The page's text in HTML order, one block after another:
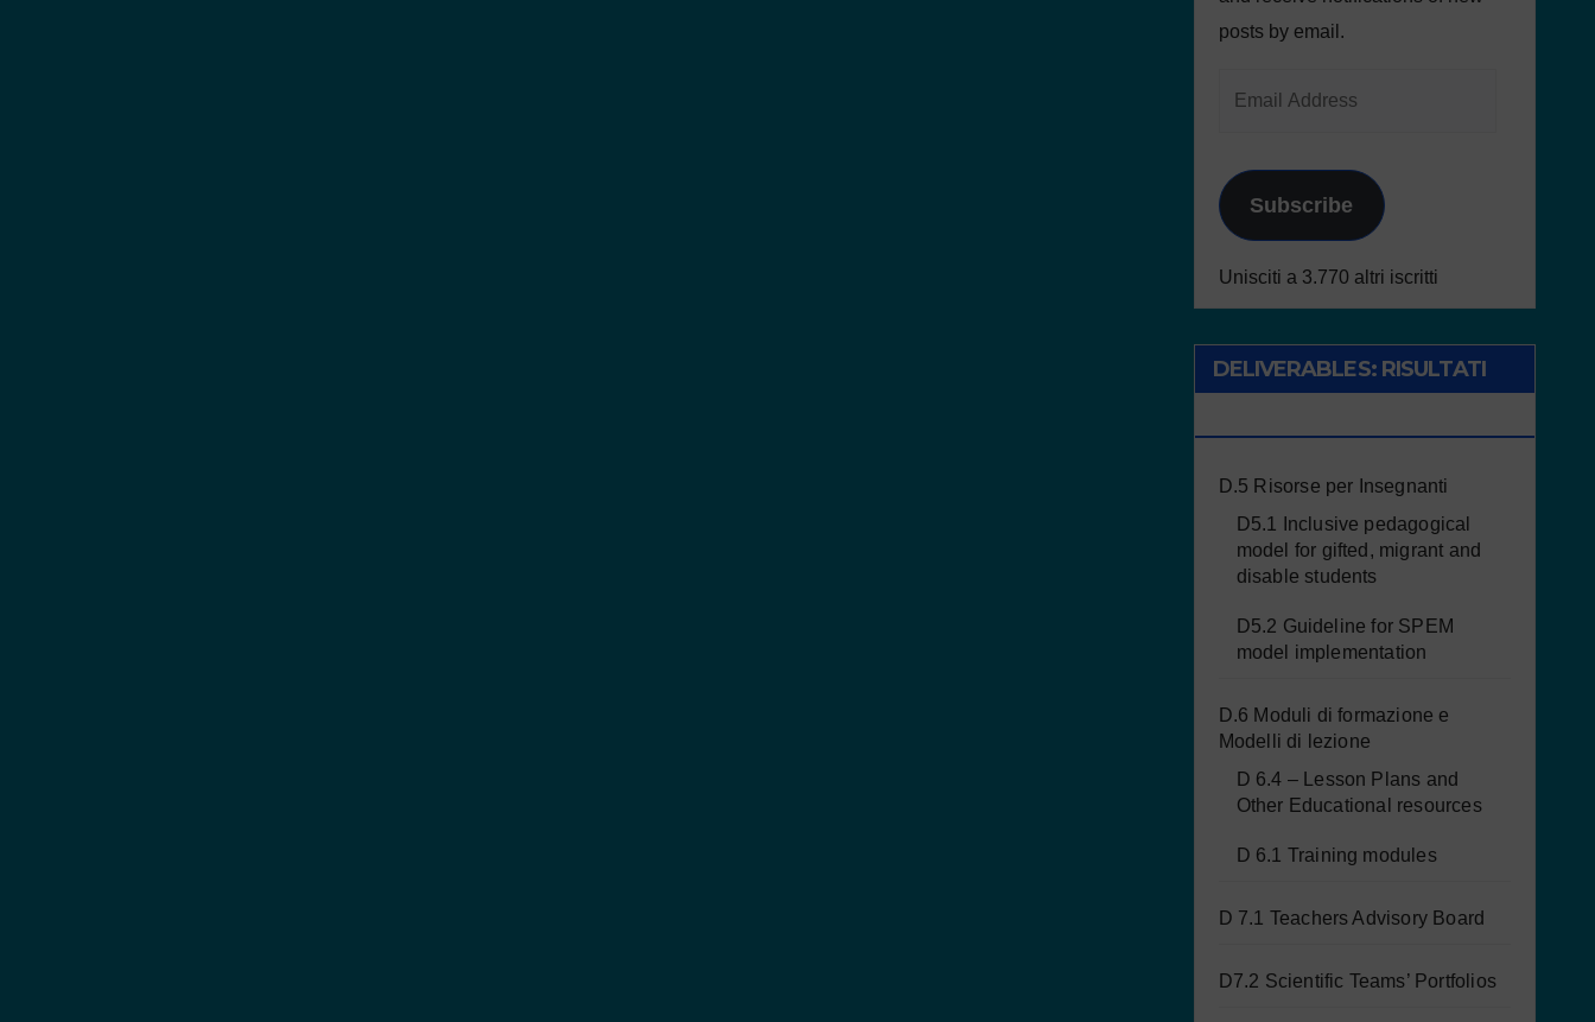
posts by email.
Subscribe
Unisciti a 3.770 altri iscritti
DELIVERABLES: RISULTATI
D.5 Risorse per Insegnanti
D5.1 Inclusive pedagogical
model for gifted, migrant and
disable students
D5.2 Guideline for SPEM
model implementation
D.6 Moduli di formazione e
Modelli di lezione
D 6.4 – Lesson Plans and
Other Educational resources
D 6.1 Training modules
D 7.1 Teachers Advisory Board
D7.2 Scientific Teams’ Portfolios